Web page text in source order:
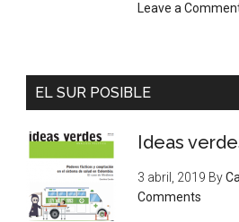
Leave a
EL SUR POSIBLE
Ideas
3 abril, 2019 By
Comments